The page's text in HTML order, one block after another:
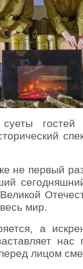
не первый
мир.
а
нас
лицом